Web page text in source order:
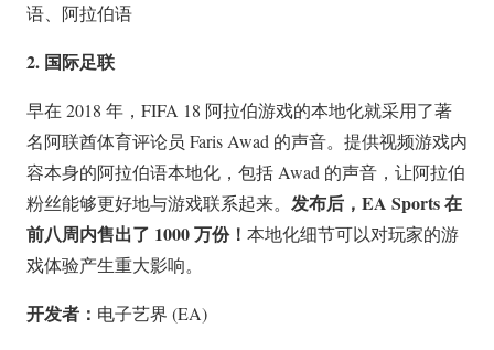
语、阿拉伯语
2. 国际足联
早在 2018 年，FIFA 18 阿拉伯游戏的本地化就采用了著
名阿联酋体育评论员 Faris Awad 的声音。提供视频游戏内
容本身的阿拉伯语本地化，包括 Awad 的声音，让阿拉伯
粉丝能够更好地与游戏联系起来。 发布后，EA Sports 在
前八周内售出了 1000 万份！ 本地化细节可以对玩家的游
戏体验产生重大影响。
开发者： 电子艺界 (EA)